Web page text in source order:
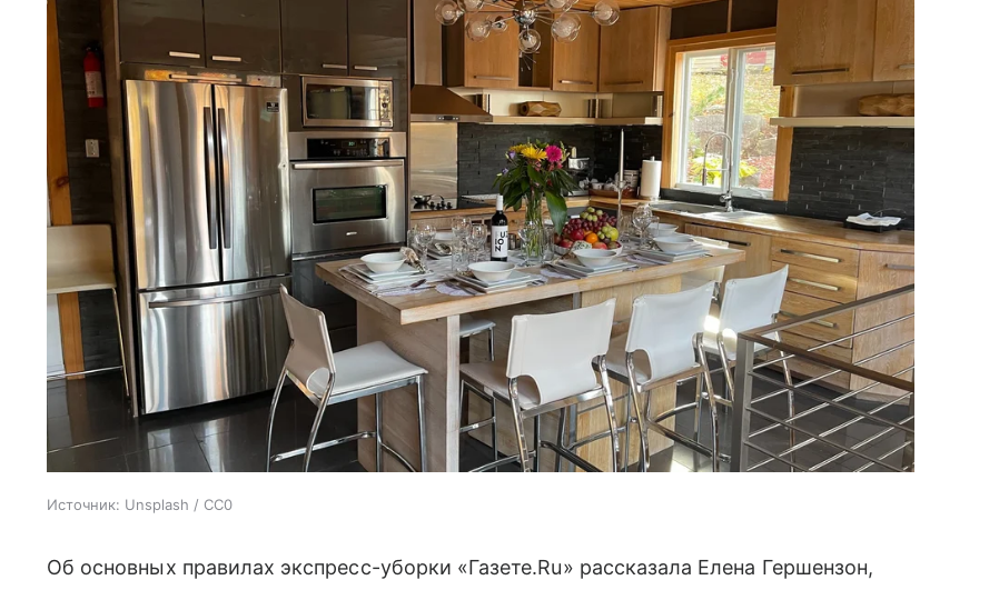
Источник: Unsplash / CC0
Об основных правилах экспресс-уборки «Газете.Ru» рассказала Елена Гершензон,